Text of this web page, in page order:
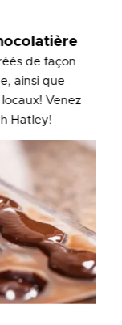
de façon
ainsi que
Venez
Hatley!